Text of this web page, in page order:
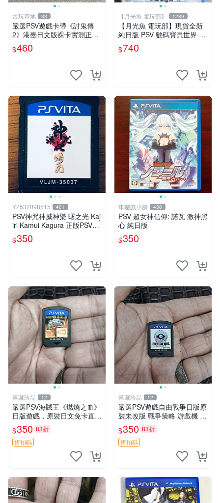
古玩基地 33
嚴選PSV遊戲卡帶《討鬼傳
2》港臺日文版裸卡實測正常
全新套裝，只限PSV機玩 討
鬼傳2 PSV 港臺 日文 裸卡
$460
【月光魚 電玩部】 1289
【月光魚 電玩部】現貨全新
純日版 PSV 數碼寶貝世界 ne
xt 0rder 日版日文
$740
Y2532098515 401
PSV神咒神威神樂 曙之光 Kaj
iri Kamui Kagura 正版PSV專
用裸裝9成新現貨馬上出
$350
隼遊戲小舖 438
PSV 超女神信仰: 諾瓦 激神黑
心 純日版
$350
嘉藏珍品 12
嚴選PSV海賊王《燃燒之血》
日版遊戲，原裝日文免卡直玩
海賊王 PSV 測試版 游戲
$350 83折
折扣碼
嘉藏珍品 12
嚴選PSV遊戲自由戰爭日版原
裝未改版 戰爭策略 游戲機 遊
玩好物
$350 83折
折扣碼